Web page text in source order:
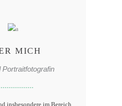
MICH
Portraitfotografin
insbesondere im Bereich